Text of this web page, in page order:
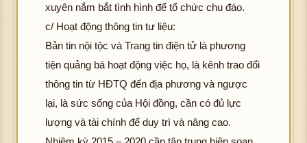
xuyên nắm bắt tình hình để tổ chức chu đáo.
c/ Hoạt động thông tin tư liệu:
Bản tin nội tộc và Trang tin điện tử là phương
tiện quảng bá hoạt động việc họ, là kênh trao đổi
thông tin từ HĐTQ đến địa phương và ngược
lại, là sức sống của Hội đồng, cần có đủ lực
lượng và tài chính để duy trì và nâng cao.